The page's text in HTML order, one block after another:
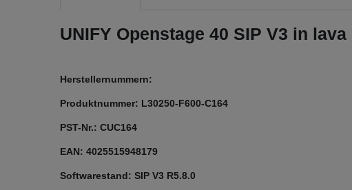
UNIFY Openstage 40 SIP V3 in
Herstellernummern:
Produktnummer: L30250-F600-C164
PST-Nr.: CUC164
EAN: 4025515948179
Softwarestand: SIP V3 R5.8.0